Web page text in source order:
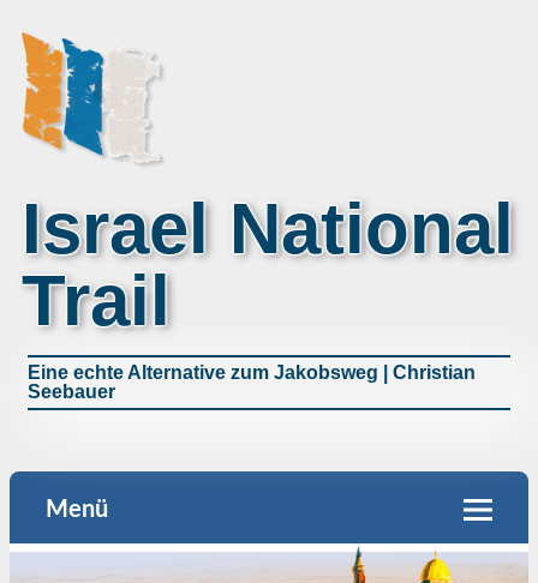
Israel National
Trail
Eine echte Alternative zum Jakobsweg | Christian
Seebauer
Menü